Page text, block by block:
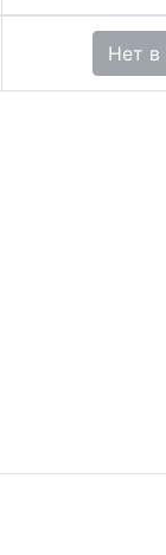
Нет в